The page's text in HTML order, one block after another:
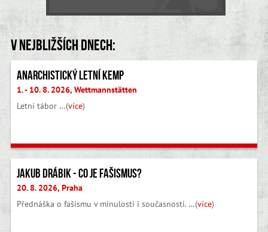
V nejbližších dnech:
Anarchistický letní kemp
1. - 10. 8. 2026, Wettmannstätten
Letní tábor …(více)
Jakub Drábik - Co je fašismus?
20. 8. 2026, Praha
Přednáška o fašismu v minulosti i současnosti. …(více)